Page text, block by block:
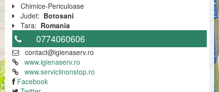
Chimice-Periculoase
Judet: Botosani
Tara: Romania
0774060606
contact@igienaserv.ro
www.igienaserv.ro
www.serviciinonstop.ro
Facebook